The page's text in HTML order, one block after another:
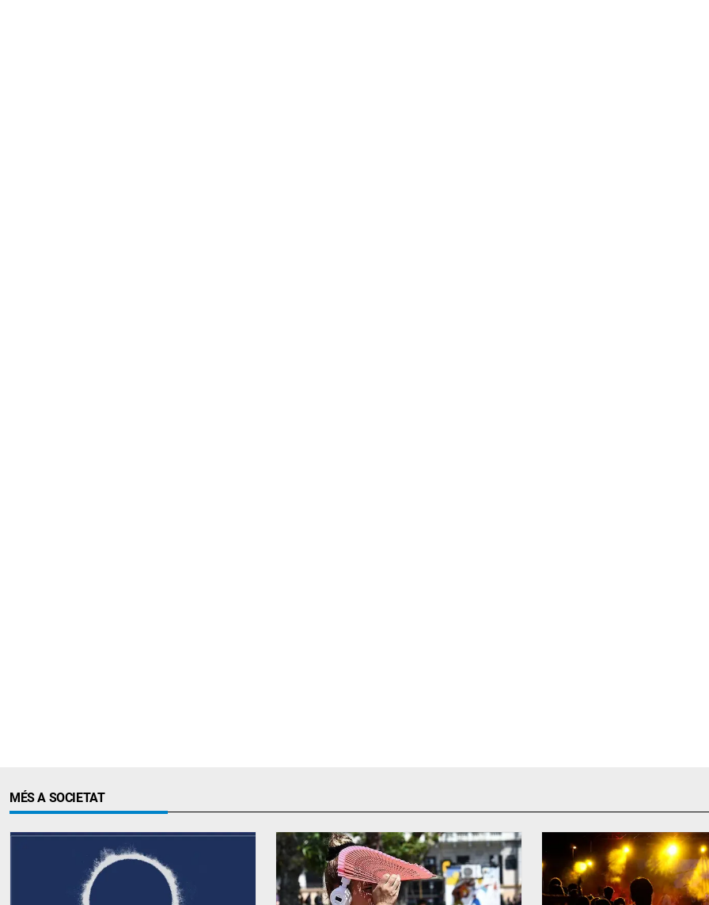
MÉS A SOCIETAT